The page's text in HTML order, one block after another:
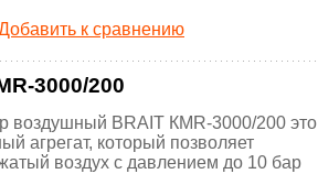
к сравнению
3000/200
воздушный BRAIT КМR-3000/200 это
агрегат, который позволяет
воздух с давлением до 10 бар